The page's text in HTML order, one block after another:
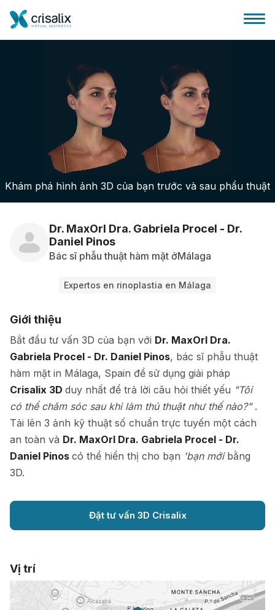
Bác sĩ phẫu thuật
Nền tảng kinh doanh 3D
Gói
Đánh giá của bệnh nhân
Khám phá hình ảnh 3D của bạn trước và sau phẩu thuật
Dr. MaxOrl Dra. Gabriela Procel - Dr.
Daniel Pinos
Bác sĩ phẫu thuật hàm mặt ởMálaga
Expertos en rinoplastia en Málaga
Giới thiệu
Bắt đầu tư vấn 3D của bạn với Dr. MaxOrl Dra.
Gabriela Procel - Dr. Daniel Pinos, bác sĩ phẫu thuật
hàm mặt in Málaga, Spain để sử dụng giải pháp
Crisalix 3D duy nhất để trả lời câu hỏi thiết yếu "Tôi
có thể chăm sóc sau khi làm thủ thuật như thế nào?" .
Tải lên 3 ảnh kỹ thuật số chuẩn trực tuyến một cách
an toàn và Dr. MaxOrl Dra. Gabriela Procel - Dr.
Daniel Pinos có thể hiển thị cho bạn 'bạn mới bằng
3D.
Đặt tư vấn 3D Crisalix
Vị trí